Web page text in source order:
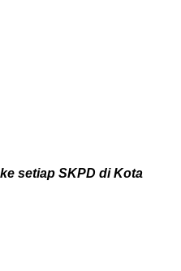
setiap SKPD di Kota